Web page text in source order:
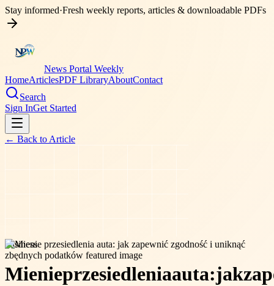
Stay informed·Fresh weekly reports, articles & downloadable PDFs
News Portal Weekly
HomeArticlesPDF LibraryAboutContact
Search
Sign InGet Started
← Back to Article
business
Mienieprzesiedleniaauta:jak